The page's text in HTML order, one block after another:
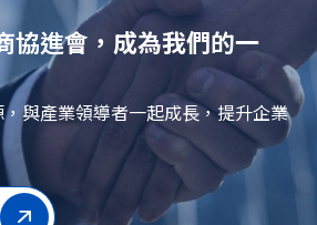
協進會，成為我們的一
與產業領導者一起成長，提升企業